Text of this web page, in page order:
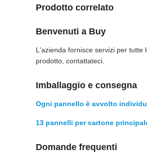
Prodotto correlato
Benvenuti a Buy
L'azienda fornisce servizi per
prodotto, contattateci.
Imballaggio e consegna
Ogni pannello è avvolto
13 pannelli per cartone
Domande frequenti